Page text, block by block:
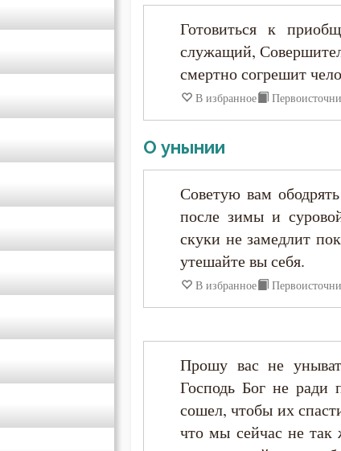
Ириней Лионский
Исаак Сирин Ниневийский
Исидор Пелусиот
Исихий Иерусалимский
Каллист Ангеликуд
Кирилл Александрийский
Кирилл Иерусалимский
Готовиться к
служащий,
смертно согрешит
В избранное
О унынии
Советую вам
после зимы и
скуки не замедлит
утешайте вы себя.
В избранное
Прошу вас не
Господь Бог не ради
сошел, чтобы их
что мы сейчас не